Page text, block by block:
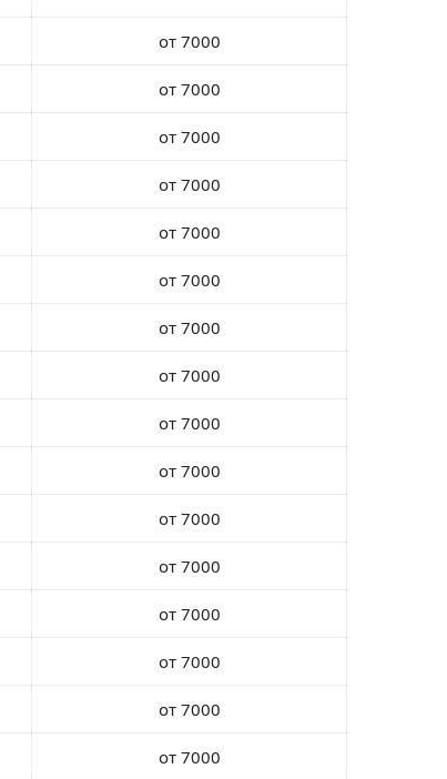
от 7000
от 7000
от 7000
от 7000
от 7000
от 7000
от 7000
от 7000
от 7000
от 7000
от 7000
от 7000
от 7000
от 7000
от 7000
от 7000